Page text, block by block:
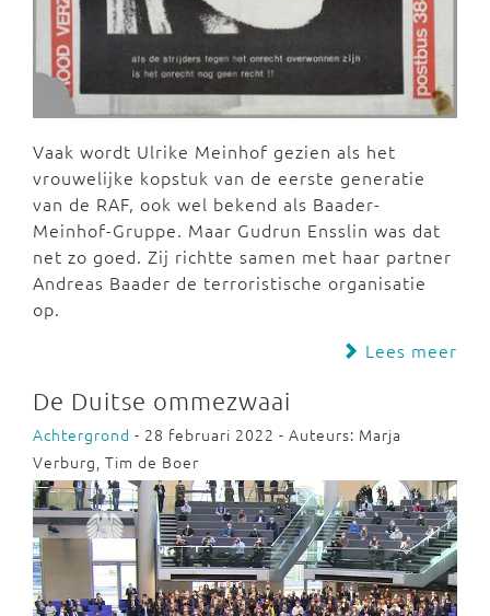
Vaak wordt Ulrike Meinhof gezien als het
vrouwelijke kopstuk van de eerste generatie
van de RAF, ook wel bekend als Baader-
Meinhof-Gruppe. Maar Gudrun Ensslin was dat
net zo goed. Zij richtte samen met haar partner
Andreas Baader de terroristische organisatie
op.
Lees meer
De Duitse ommezwaai
Achtergrond - 28 februari 2022 - Auteurs: Marja
Verburg, Tim de Boer